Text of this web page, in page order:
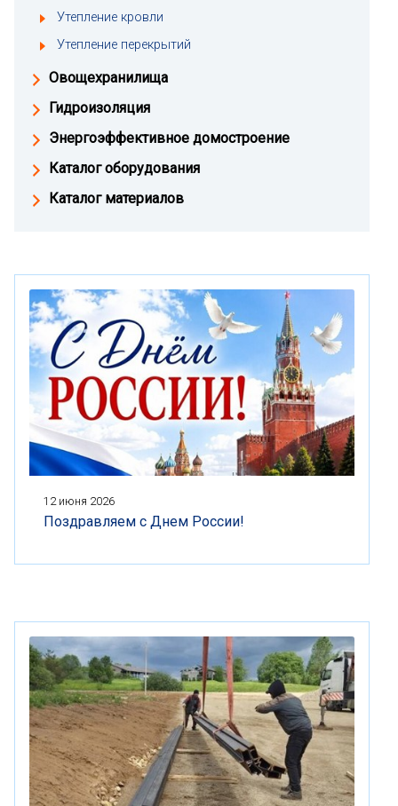
Утепление кровли
Утепление перекрытий
Овощехранилища
Гидроизоляция
Энергоэффективное домостроение
Каталог оборудования
Каталог материалов
12 июня 2026
Поздравляем с Днем России!